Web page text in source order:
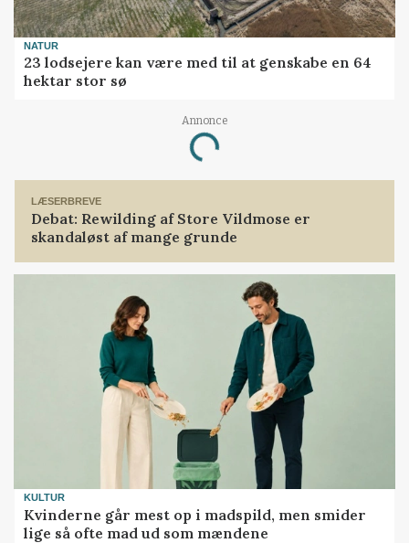
NATUR
23 lodsejere kan være med til at genskabe en 64
hektar stor sø
Annonce
Loading...
LÆSERBREVE
Debat: Rewilding af Store Vildmose er
skandaløst af mange grunde
KULTUR
Kvinderne går mest op i madspild, men smider
lige så ofte mad ud som mændene